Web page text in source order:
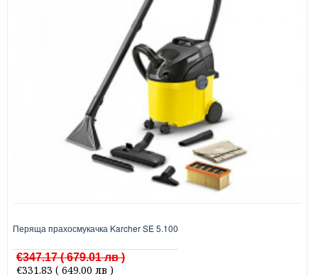
Перяща прахосмукачка Karcher SE 5.100
€347.17( 679.01 лв )
€331.83 ( 649.00 лв )